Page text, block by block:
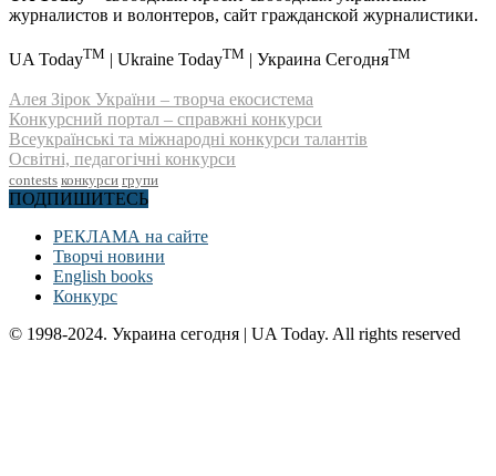
журналистов и волонтеров, сайт гражданской журналистики.
UA TodayTM | Ukraine TodayTM | Украина СегодняTM
Алея Зірок України – творча екосистема
Конкурсний портал – справжні конкурси
Всеукраїнські та міжнародні конкурси талантів
Освітні, педагогічні конкурси
contests конкурси групи
ПОДПИШИТЕСЬ
РЕКЛАМА на сайте
Творчі новини
English books
Конкурс
© 1998-2024. Украина сегодня | UA Today. All rights reserved